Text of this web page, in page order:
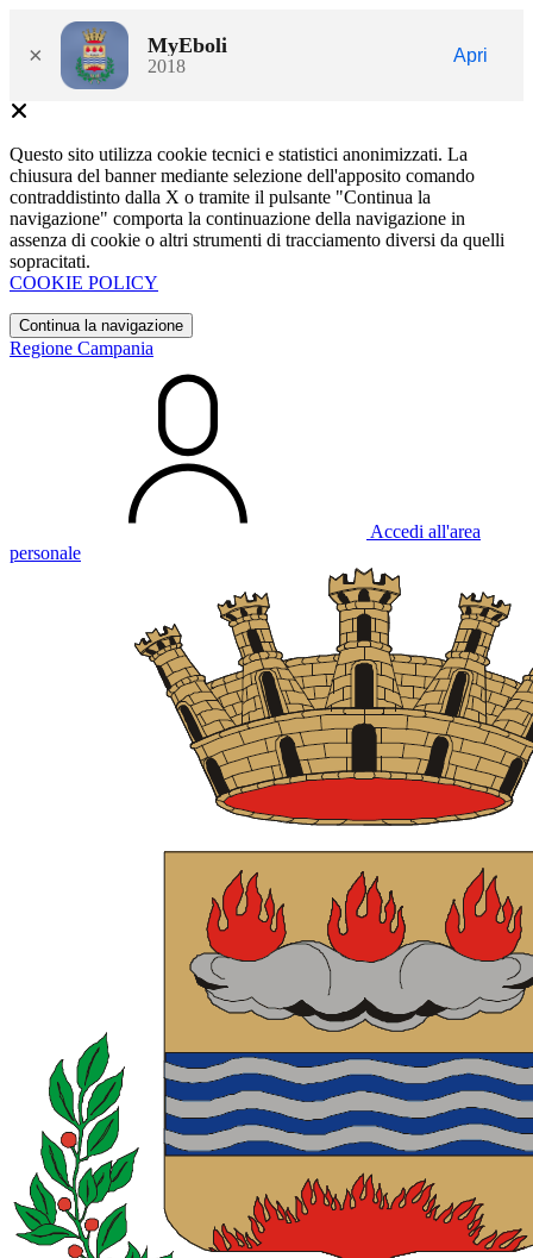
× MyEboli
2018
Apri
Questo sito utilizza cookie tecnici e statistici anonimizzati. La
chiusura del banner mediante selezione dell'apposito comando
contraddistinto dalla X o tramite il pulsante "Continua la
navigazione" comporta la continuazione della navigazione in
assenza di cookie o altri strumenti di tracciamento diversi da quelli
sopracitati.
COOKIE POLICY
Continua la navigazione
Regione Campania
Accedi all'area
personale